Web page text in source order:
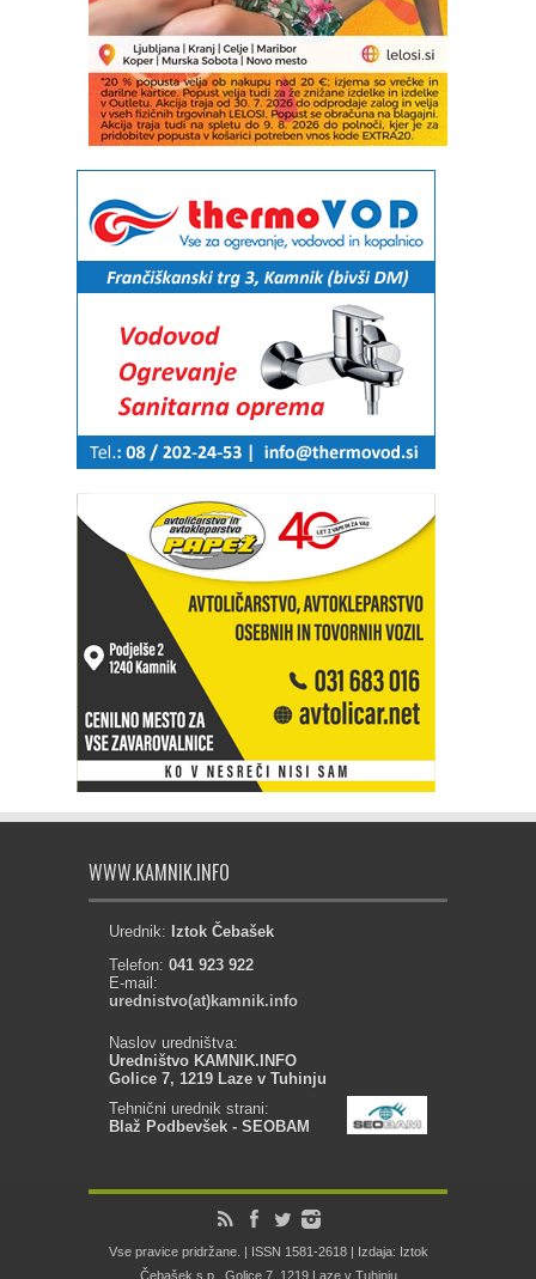
WWW.KAMNIK.INFO
Urednik: Iztok Čebašek
Telefon: 041 923 922
E-mail:
urednistvo(at)kamnik.info
Naslov uredništva:
Uredništvo KAMNIK.INFO
Golice 7, 1219 Laze v Tuhinju
Tehnični urednik strani:
Blaž Podbevšek - SEOBAM
Vse pravice pridržane. | ISSN 1581-2618 | Izdaja: Iztok
Čebašek s.p., Golice 7, 1219 Laze v Tuhinju